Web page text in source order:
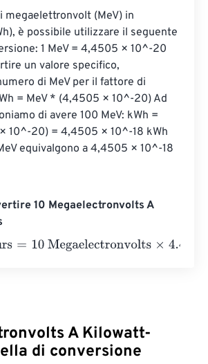
megaelettronvolt (MeV) in
è possibile utilizzare il seguente
1 MeV = 4,4505 × 10^-20
un valore specifico,
di MeV per il fattore di
= MeV * (4,4505 × 10^-20) Ad
di avere 100 MeV: kWh =
10^-20) = 4,4505 × 10^-18 kWh
equivalgono a 4,4505 × 10^-18
10 Megaelectronvolts A
10 Megaelectronvolts×4.4505 e- 20=
A Kilowatt-
di conversione